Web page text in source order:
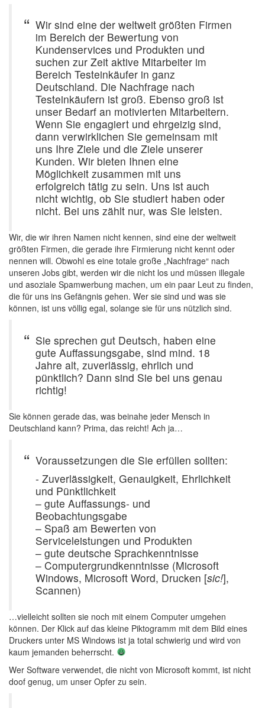
Wir sind eine der weltweit größten Firmen
im Bereich der Bewertung von
Kundenservices und Produkten und
suchen zur Zeit aktive Mitarbeiter im
Bereich Testeinkäufer in ganz
Deutschland. Die Nachfrage nach
Testeinkäufern ist groß. Ebenso groß ist
unser Bedarf an motivierten Mitarbeitern.
Wenn Sie engagiert und ehrgeizig sind,
dann verwirklichen Sie gemeinsam mit
uns Ihre Ziele und die Ziele unserer
Kunden. Wir bieten Ihnen eine
Möglichkeit zusammen mit uns
erfolgreich tätig zu sein. Uns ist auch
nicht wichtig, ob Sie studiert haben oder
nicht. Bei uns zählt nur, was Sie leisten.
Wir, die wir ihren Namen nicht kennen, sind eine der weltweit
größten Firmen, die gerade ihre Firmierung nicht kennt oder
nennen will. Obwohl es eine totale große „Nachfrage“ nach
unseren Jobs gibt, werden wir die nicht los und müssen illegale
und asoziale Spamwerbung machen, um ein paar Leut zu finden,
die für uns ins Gefängnis gehen. Wer sie sind und was sie
können, ist uns völlig egal, solange sie für uns nützlich sind.
Sie sprechen gut Deutsch, haben eine
gute Auffassungsgabe, sind mind. 18
Jahre alt, zuverlässig, ehrlich und
pünktlich? Dann sind Sie bei uns genau
richtig!
Sie können gerade das, was beinahe jeder Mensch in
Deutschland kann? Prima, das reicht! Ach ja…
Voraussetzungen die Sie erfüllen sollten:
- Zuverlässigkeit, Genauigkeit, Ehrlichkeit
und Pünktlichkeit
– gute Auffassungs- und
Beobachtungsgabe
– Spaß am Bewerten von
Serviceleistungen und Produkten
– gute deutsche Sprachkenntnisse
– Computergrundkenntnisse (Microsoft
Windows, Microsoft Word, Drucken [sic!],
Scannen)
…vielleicht sollten sie noch mit einem Computer umgehen
können. Der Klick auf das kleine Piktogramm mit dem Bild eines
Druckers unter MS Windows ist ja total schwierig und wird von
kaum jemanden beherrscht.
Wer Software verwendet, die nicht von Microsoft kommt, ist nicht
doof genug, um unser Opfer zu sein.